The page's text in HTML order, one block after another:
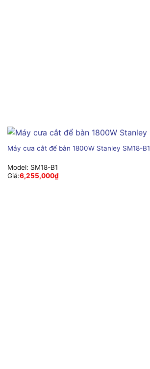
Máy cưa cắt để bàn 1800W Stanley SM18-B1
Model: SM18-B1
Giá:6,255,000₫